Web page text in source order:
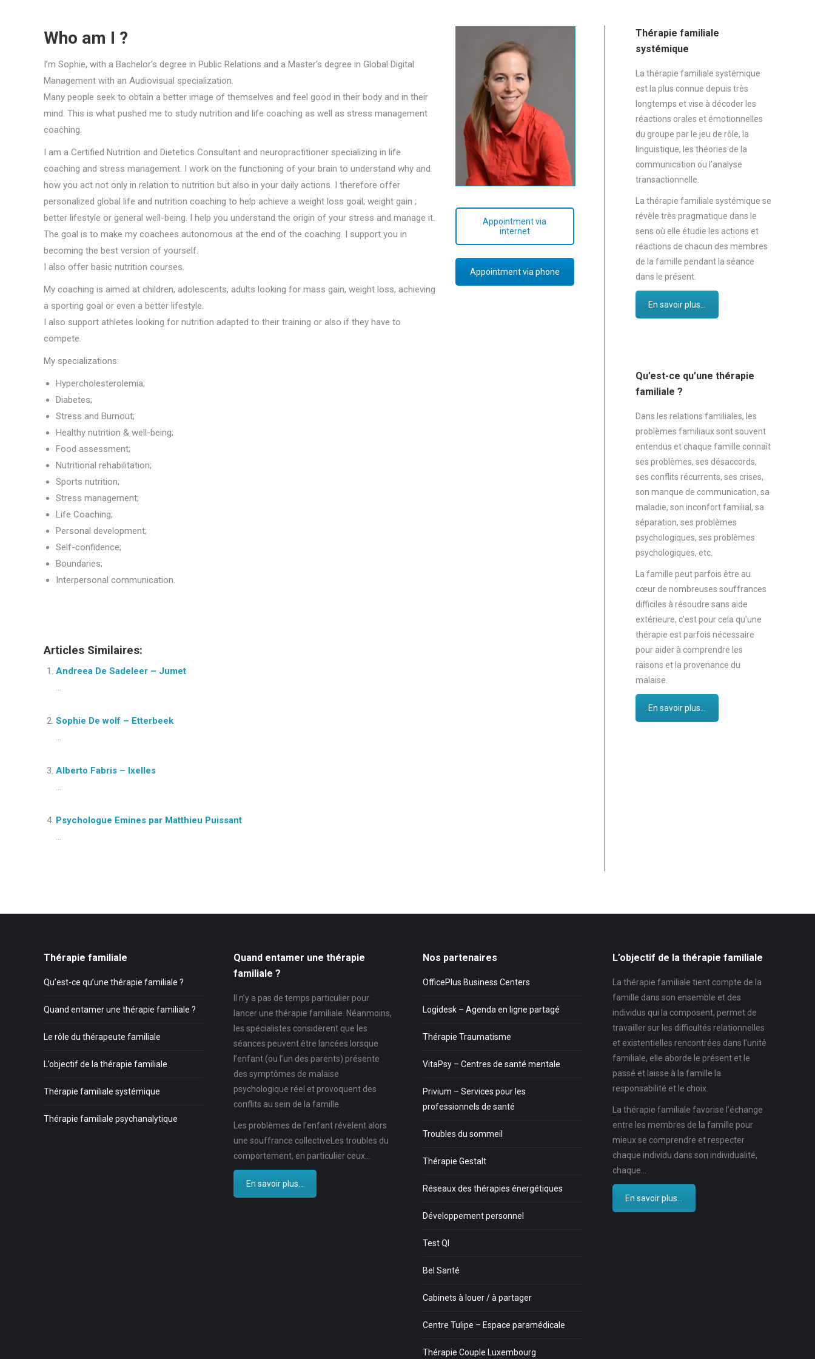
Who am I ?
I’m Sophie, with a Bachelor’s degree in Public Relations and a Master’s degree in Global Digital
Management with an Audiovisual specialization.
Many people seek to obtain a better image of themselves and feel good in their body and in their
mind. This is what pushed me to study nutrition and life coaching as well as stress management
coaching.
I am a Certified Nutrition and Dietetics Consultant and neuropractitioner specializing in life
coaching and stress management. I work on the functioning of your brain to understand why and
how you act not only in relation to nutrition but also in your daily actions. I therefore offer
personalized global life and nutrition coaching to help achieve a weight loss goal; weight gain ;
better lifestyle or general well-being. I help you understand the origin of your stress and manage it.
The goal is to make my coachees autonomous at the end of the coaching. I support you in
becoming the best version of yourself.
I also offer basic nutrition courses.
My coaching is aimed at children, adolescents, adults looking for mass gain, weight loss, achieving
a sporting goal or even a better lifestyle.
I also support athletes looking for nutrition adapted to their training or also if they have to
compete.
My specializations:
Hypercholesterolemia;
Diabetes;
Stress and Burnout;
Healthy nutrition & well-being;
Food assessment;
Nutritional rehabilitation;
Sports nutrition;
Stress management;
Life Coaching;
Personal development;
Self-confidence;
Boundaries;
Interpersonal communication.
Appointment via
internet
Appointment via phone
Articles Similaires:
Andreea De Sadeleer – Jumet
...
Sophie De wolf – Etterbeek
...
Alberto Fabris – Ixelles
...
Psychologue Emines par Matthieu Puissant
...
Thérapie familiale
systémique
La thérapie familiale systémique
est la plus connue depuis très
longtemps et vise à décoder les
réactions orales et émotionnelles
du groupe par le jeu de rôle, la
linguistique, les théories de la
communication ou l’analyse
transactionnelle.
La thérapie familiale systémique se
révèle très pragmatique dans le
sens où elle étudie les actions et
réactions de chacun des membres
de la famille pendant la séance
dans le présent.
En savoir plus...
Qu’est-ce qu’une thérapie
familiale ?
Dans les relations familiales, les
problèmes familiaux sont souvent
entendus et chaque famille connaît
ses problèmes, ses désaccords,
ses conflits récurrents, ses crises,
son manque de communication, sa
maladie, son inconfort familial, sa
séparation, ses problèmes
psychologiques, ses problèmes
psychologiques, etc.
La famille peut parfois être au
cœur de nombreuses souffrances
difficiles à résoudre sans aide
extérieure, c’est pour cela qu’une
thérapie est parfois nécessaire
pour aider à comprendre les
raisons et la provenance du
malaise.
En savoir plus...
Thérapie familiale
Qu’est-ce qu’une thérapie familiale ?
Quand entamer une thérapie familiale ?
Le rôle du thérapeute familiale
L’objectif de la thérapie familiale
Thérapie familiale systémique
Thérapie familiale psychanalytique
Quand entamer une thérapie
familiale ?
Il n’y a pas de temps particulier pour
lancer une thérapie familiale. Néanmoins,
les spécialistes considèrent que les
séances peuvent être lancées lorsque
l’enfant (ou l’un des parents) présente
des symptômes de malaise
psychologique réel et provoquent des
conflits au sein de la famille.
Les problèmes de l’enfant révèlent alors
une souffrance collectiveLes troubles du
comportement, en particulier ceux…
En savoir plus...
Nos partenaires
OfficePlus Business Centers
Logidesk – Agenda en ligne partagé
Thérapie Traumatisme
VitaPsy – Centres de santé mentale
Privium – Services pour les
professionnels de santé
Troubles du sommeil
Thérapie Gestalt
Réseaux des thérapies énergétiques
Développement personnel
Test QI
Bel Santé
Cabinets à louer / à partager
Centre Tulipe – Espace paramédicale
Thérapie Couple Luxembourg
L’objectif de la thérapie familiale
La thérapie familiale tient compte de la
famille dans son ensemble et des
individus qui la composent, permet de
travailler sur les difficultés relationnelles
et existentielles rencontrées dans l’unité
familiale, elle aborde le présent et le
passé et laisse à la famille la
responsabilité et le choix.
La thérapie familiale favorise l’échange
entre les membres de la famille pour
mieux se comprendre et respecter
chaque individu dans son individualité,
chaque…
En savoir plus...